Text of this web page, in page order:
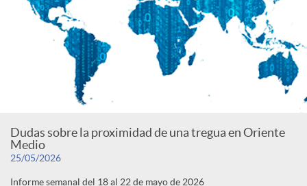
Dudas sobre la proximidad de una tregua en Oriente
Medio
25/05/2026
Informe semanal del 18 al 22 de mayo de 2026